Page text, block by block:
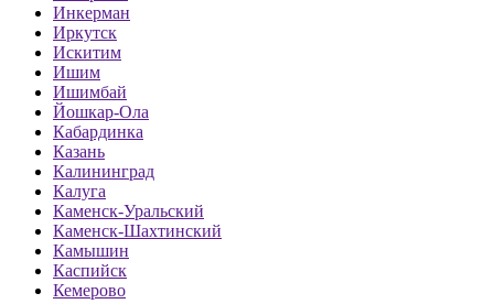
Инкерман
Иркутск
Искитим
Ишим
Ишимбай
Йошкар-Ола
Кабардинка
Казань
Калининград
Калуга
Каменск-Уральский
Каменск-Шахтинский
Камышин
Каспийск
Кемерово